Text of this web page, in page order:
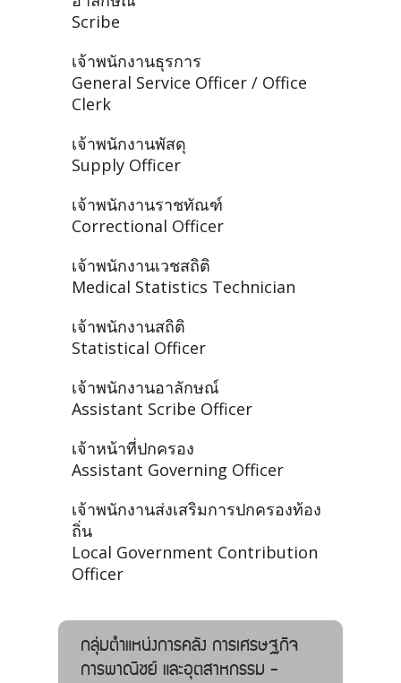
Scribe
เจ้าพนักงานธุรการ
General Service Officer / Office
Clerk
เจ้าพนักงานพัสดุ
Supply Officer
เจ้าพนักงานราชทัณฑ์
Correctional Officer
เจ้าพนักงานเวชสถิติ
Medical Statistics Technician
เจ้าพนักงานสถิติ
Statistical Officer
เจ้าพนักงานอาลักษณ์
Assistant Scribe Officer
เจ้าหน้าที่ปกครอง
Assistant Governing Officer
เจ้าพนักงานส่งเสริมการปกครองท้อง
ถิ่น
Local Government Contribution
Officer
กลุ่มตำแหน่งการคลัง การเศรษฐกิจ
การพาณิชย์ และอุตสาหกรรม -